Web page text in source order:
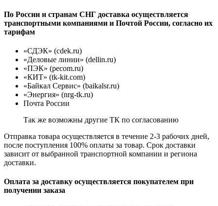
По России и странам СНГ доставка осуществляется
транспортными компаниями и Почтой России, согласно их
тарифам
«СДЭК» (cdek.ru)
«Деловые линии» (dellin.ru)
«ПЭК» (pecom.ru)
«КИТ» (tk-kit.com)
«Байкал Сервис» (baikalsr.ru)
«Энергия» (nrg-tk.ru)
Почта России
Так же возможны другие ТК по согласованию
Отправка товара осуществляется в течение 2-3 рабочих дней,
после поступления 100% оплаты за товар. Срок доставки
зависит от выбранной транспортной компании и региона
доставки.
Оплата за доставку осуществляется покупателем при
получении заказа